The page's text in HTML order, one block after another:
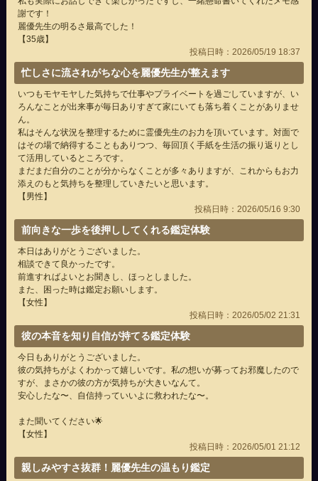
謝です！
麗優先生の明るさ最高でした！
【35歳】
投稿日時：2026/05/19 18:37
忙しさに流されがちな心を麗優先生が整えます
いつもモヤモヤした気持ちで仕事やプライベートを過ごしていますが、い
ろんなことが出来事が毎日ありすぎて家にいても落ち着くことがありませ
ん。
私はそんな状況を整理するために霊優先生のお力を頂いています。対面で
はその場で納得することもありつつ、毎回頂く手紙を生活の振り返りとし
て活用しているところです。
まだまだ自分のことが分からなくことが多々ありますが、これからもお力
添えのもと気持ちを整理していきたいと思います。
【男性】
投稿日時：2026/05/16 9:30
前向きな一歩を後押ししてくれる鑑定体験
本日はありがとうございました。
相談できて良かったです。
前進すればよいとお聞きし、ほっとしました。
また、困った時は鑑定お願いします。
【女性】
投稿日時：2026/05/02 21:31
彼の本音を知り自信が持てる鑑定体験
今日もありがとうございました。
彼の気持ちがよくわかって嬉しいです。私の想いが募ってお邪魔したので
すが、まさかの彼の方が気持ちが大きいなんて。
安心したな〜、自信持っていいよに救われたな〜。
また聞いてください🌟
【女性】
投稿日時：2026/05/01 21:12
親しみやすさ抜群！麗優先生の温もり鑑定